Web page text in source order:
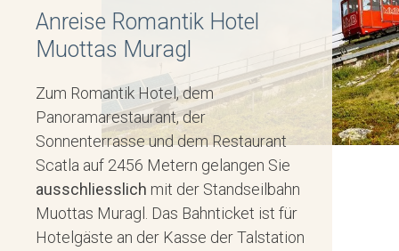
Anreise Romantik Hotel
Muottas Muragl
Zum Romantik Hotel, dem
Panoramarestaurant, der
Sonnenterrasse und dem Restaurant
Scatla auf 2456 Metern gelangen Sie
ausschliesslich mit der Standseilbahn
Muottas Muragl. Das Bahnticket ist für
Hotelgäste an der Kasse der Talstation